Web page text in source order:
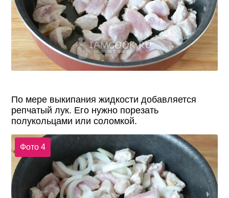
По мере выкипания жидкости добавляется
репчатый лук. Его нужно порезать
полукольцами или соломкой.
Фото 4